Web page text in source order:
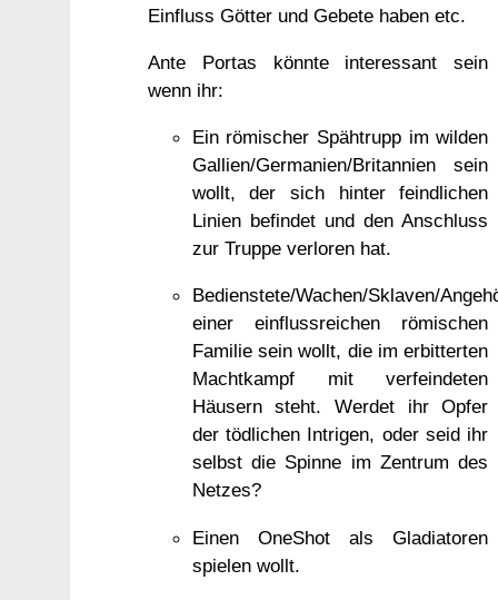
Einfluss Götter und Gebete haben etc.
Ante Portas könnte interessant sein
wenn ihr:
Ein römischer Spähtrupp im wilden
Gallien/Germanien/Britannien sein
wollt, der sich hinter feindlichen
Linien befindet und den Anschluss
zur Truppe verloren hat.
Bedienstete/Wachen/Sklaven/
einer einflussreichen römischen
Familie sein wollt, die im erbitterten
Machtkampf mit verfeindeten
Häusern steht. Werdet ihr Opfer
der tödlichen Intrigen, oder seid ihr
selbst die Spinne im Zentrum des
Netzes?
Einen OneShot als Gladiatoren
spielen wollt.